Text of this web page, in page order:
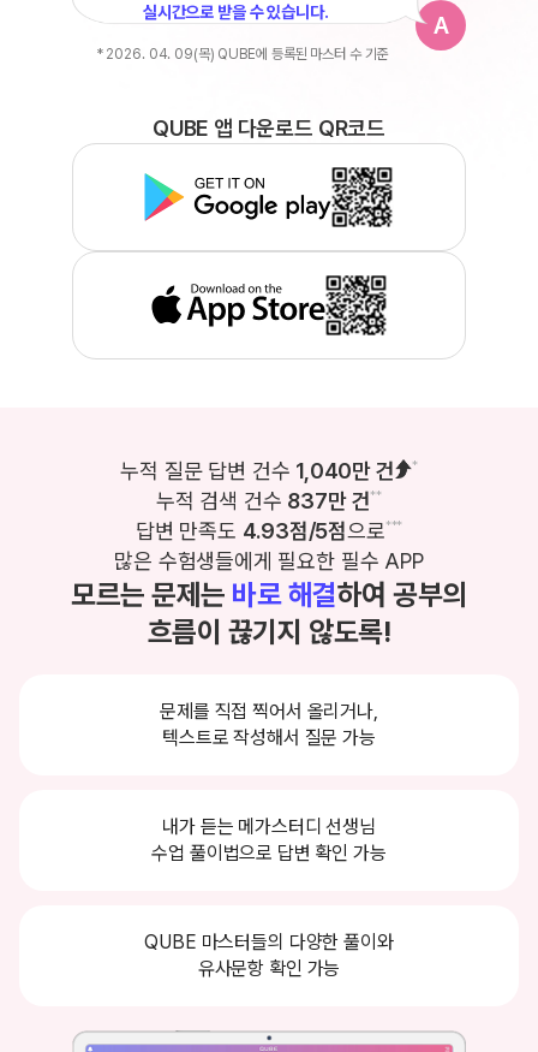
실시간으로 받을 수 있습니다.
A
* 2026. 04. 09(목) QUBE에 등록된 마스터 수 기준
QUBE 앱 다운로드 QR코드
누적 질문 답변 건수 1,040만 건 *
누적 검색 건수 837만 건**
답변 만족도 4.93점/5점으로***
많은 수험생들에게 필요한 필수 APP
모르는 문제는 바로 해결하여 공부의
흐름이 끊기지 않도록!
문제를 직접 찍어서 올리거나,
텍스트로 작성해서 질문 가능
내가 듣는 메가스터디 선생님
수업 풀이법으로 답변 확인 가능
QUBE 마스터들의 다양한 풀이와
유사문항 확인 가능